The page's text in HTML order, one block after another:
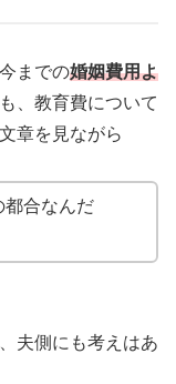
までの婚姻費用よ
、教育費について
章を見ながら
都合なんだ
夫側にも考えはあ